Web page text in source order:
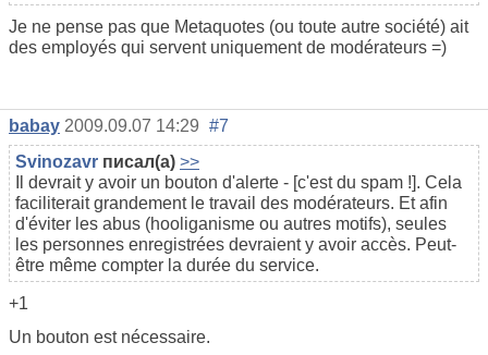
Je ne pense pas que Metaquotes (ou toute autre société) ait
des employés qui servent uniquement de modérateurs =)
babay 2009.09.07 14:29 #7
Svinozavr писал(а) >>
Il devrait y avoir un bouton d'alerte - [c'est du spam !]. Cela
faciliterait grandement le travail des modérateurs. Et afin
d'éviter les abus (hooliganisme ou autres motifs), seules
les personnes enregistrées devraient y avoir accès. Peut-
être même compter la durée du service.
+1
Un bouton est nécessaire.